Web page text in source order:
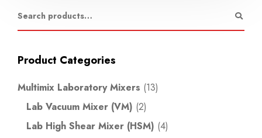
Product Categories
Multimix Laboratory Mixers (13)
Lab Vacuum Mixer (VM) (2)
Lab High Shear Mixer (HSM) (4)